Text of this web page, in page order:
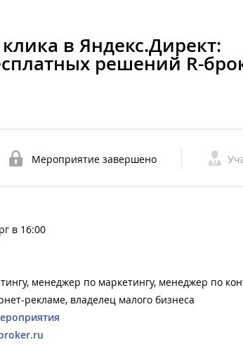
в Яндекс.Директ:
решений R-
Мероприятие завершено
в 16:00
менеджер по маркетингу, менеджер по
рекламе, владелец малого бизнеса